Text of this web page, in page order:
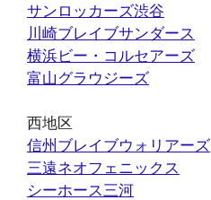
サンロッカーズ渋谷
川崎ブレイブサンダース
横浜ビー・コルセアーズ
富山グラウジーズ
西地区
信州ブレイブウォリアーズ
三遠ネオフェニックス
シーホース三河